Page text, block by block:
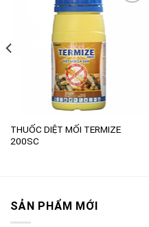
THUỐC DIỆT MỐI TERMIZE
200SC
SẢN PHẨM MỚI